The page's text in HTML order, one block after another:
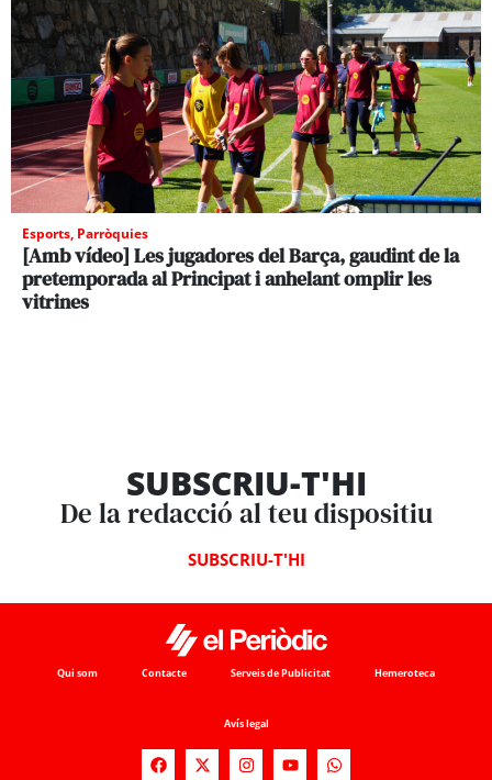
Esports, Parròquies
[Amb vídeo] Les jugadores del Barça, gaudint de la
pretemporada al Principat i anhelant omplir les
vitrines
SUBSCRIU-T'HI
De la redacció al teu dispositiu
SUBSCRIU-T'HI
Qui som Contacte Serveis de Publicitat Hemeroteca
Avís legal